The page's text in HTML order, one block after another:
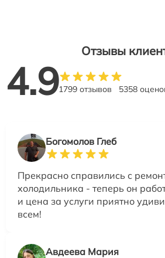
Отзывы
4.91799 отзывов 5358
Богомолов Глеб
Прекрасно справились с
холодильника - теперь он
и цена за услуги приятно
всем!
Авдеева Мария